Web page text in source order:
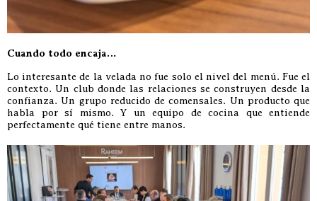
Cuando todo encaja…
Lo interesante de la velada no fue solo el nivel del menú. Fue el
contexto. Un club donde las relaciones se construyen desde la
confianza. Un grupo reducido de comensales. Un producto que
habla por sí mismo. Y un equipo de cocina que entiende
perfectamente qué tiene entre manos.